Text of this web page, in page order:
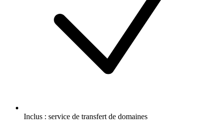
Inclus : service de transfert de domaines